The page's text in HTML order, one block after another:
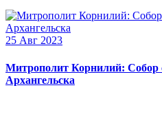
25 Авг 2023
Митрополит Корнилий: Собор
Архангельска